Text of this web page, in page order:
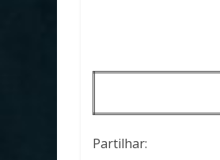
Partilhar: